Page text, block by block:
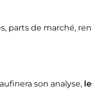
parts de marché,
son analyse,